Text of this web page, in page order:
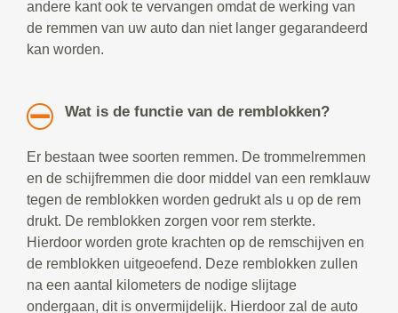
andere kant ook te vervangen omdat de werking van
de remmen van uw auto dan niet langer gegarandeerd
kan worden.
Wat is de functie van de remblokken?
Er bestaan twee soorten remmen. De trommelremmen
en de schijfremmen die door middel van een remklauw
tegen de remblokken worden gedrukt als u op de rem
drukt. De remblokken zorgen voor rem sterkte.
Hierdoor worden grote krachten op de remschijven en
de remblokken uitgeoefend. Deze remblokken zullen
na een aantal kilometers de nodige slijtage
ondergaan, dit is onvermijdelijk. Hierdoor zal de auto